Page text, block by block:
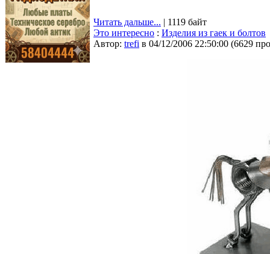
Читать дальше... | 1119 байт
Это интересно : Изделия из гаек и болтов
Автор: trefi в 04/12/2006 22:50:00 (6629